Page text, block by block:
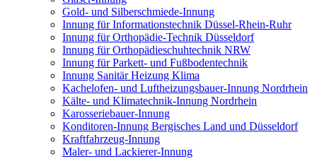
Gold- und Silberschmiede-Innung
Innung für Informationstechnik Düssel-Rhein-Ruhr
Innung für Orthopädie-Technik Düsseldorf
Innung für Orthopädieschuhtechnik NRW
Innung für Parkett- und Fußbodentechnik
Innung Sanitär Heizung Klima
Kachelofen- und Luftheizungsbauer-Innung Nordrhein
Kälte- und Klimatechnik-Innung Nordrhein
Karosseriebauer-Innung
Konditoren-Innung Bergisches Land und Düsseldorf
Kraftfahrzeug-Innung
Maler- und Lackierer-Innung